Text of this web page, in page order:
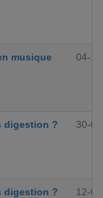
musique 04-
digestion ? 30-
digestion ? 12-